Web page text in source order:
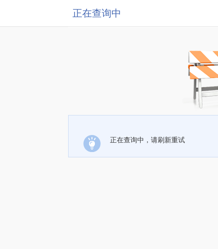
正在查询中
正在查询中，请刷新重试